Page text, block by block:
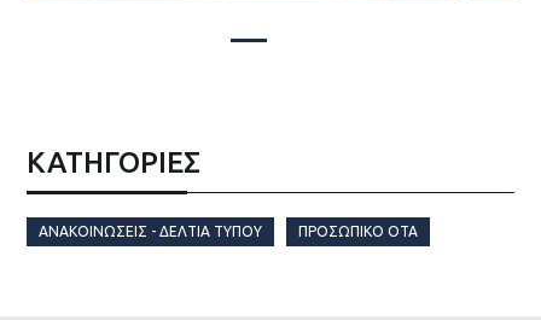
ΚΑΤΗΓΟΡΙΕΣ
ΑΝΑΚΟΙΝΏΣΕΙΣ - ΔΕΛΤΊΑ ΤΎΠΟΥ ΠΡΟΣΩΠΙΚΌ ΟΤΑ